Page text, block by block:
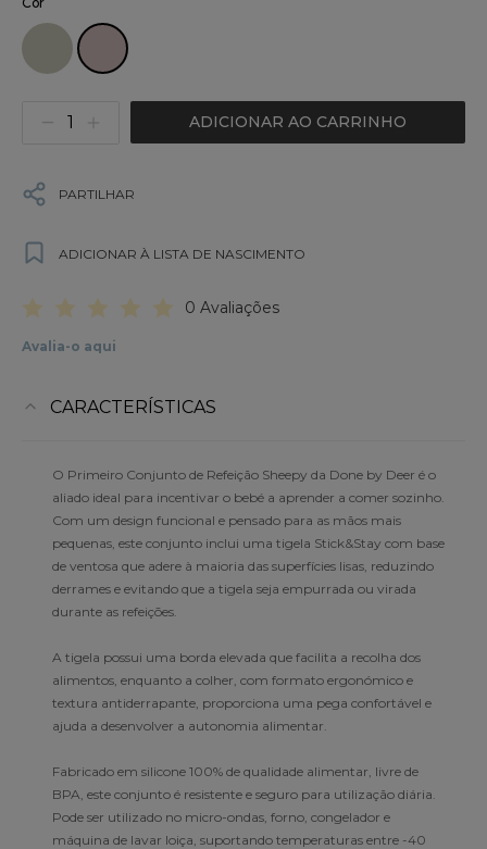
ADICIONAR AO CARRINHO
PARTILHAR
ADICIONAR À LISTA DE NASCIMENTO
0 Avaliações
Avalia-o aqui
CARACTERÍSTICAS
O Primeiro Conjunto de Refeição Sheepy da Done by Deer é o
aliado ideal para incentivar o bebé a aprender a comer sozinho.
Com um design funcional e pensado para as mãos mais
pequenas, este conjunto inclui uma tigela Stick&Stay com base
de ventosa que adere à maioria das superfícies lisas, reduzindo
derrames e evitando que a tigela seja empurrada ou virada
durante as refeições.
A tigela possui uma borda elevada que facilita a recolha dos
alimentos, enquanto a colher, com formato ergonómico e
textura antiderrapante, proporciona uma pega confortável e
ajuda a desenvolver a autonomia alimentar.
Fabricado em silicone 100% de qualidade alimentar, livre de
BPA, este conjunto é resistente e seguro para utilização diária.
Pode ser utilizado no micro-ondas, forno, congelador e
máquina de lavar loiça, suportando temperaturas entre -40